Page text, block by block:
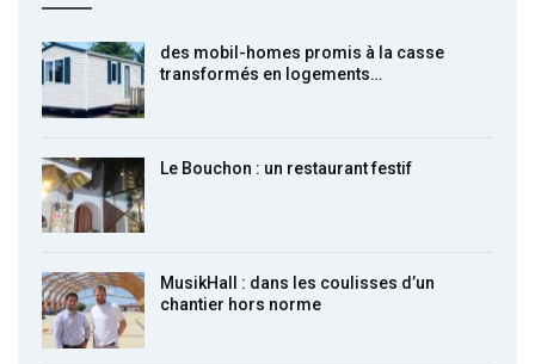
des mobil-homes promis à la casse
transformés en logements…
Le Bouchon : un restaurant festif
MusikHall : dans les coulisses d’un
chantier hors norme